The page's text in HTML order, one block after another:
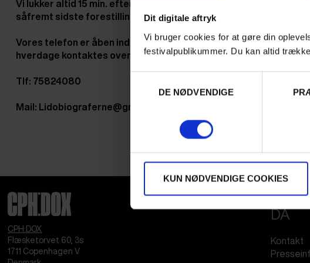
Dit digitale aftryk
Vi bruger cookies for at gøre din
festivalpublikummer. Du kan altid
DE NØDVENDIGE
KUN NØDVENDIGE COOKIES
Vi lukker altid 15 min. efter sidste forestilling, hvilket betyder, at vi
såfremt sidste forestilling vises 21.15.
Vores telefon er åben indenfor ovenstående åbningstider, og
hverdage kontaktes over mail.
Tlf: 75824080
Mail: Lidobiograferne@gmail.com
CPH:DOX
Flæsketorvet 60, 3s
1711 Copenhagen V
DA
Kontakt